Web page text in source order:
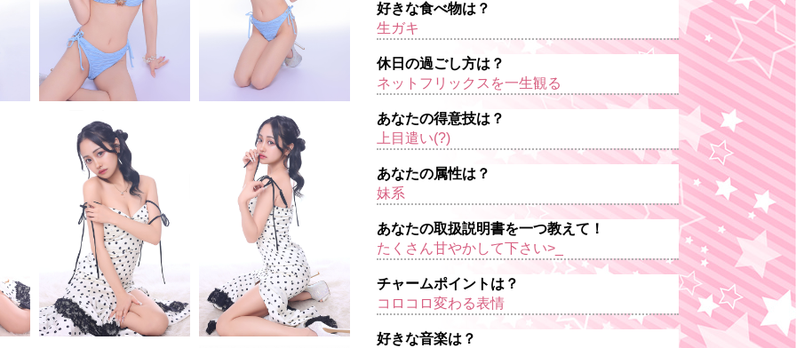
好きな食べ物は？
生ガキ
休日の過ごし方は？
ネットフリックスを一生観る
あなたの得意技は？
上目遣い(?)
あなたの属性は？
妹系
あなたの取扱説明書を一つ教えて！
たくさん甘やかして下さい>_
チャームポイントは？
コロコロ変わる表情
好きな音楽は？